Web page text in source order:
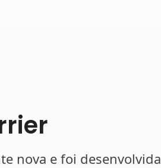
nova e foi desenvolvida